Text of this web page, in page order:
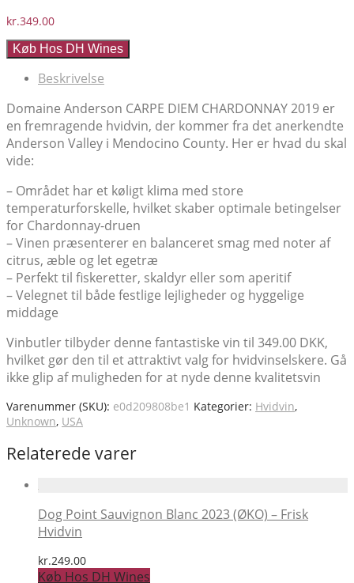
kr.349.00
Køb Hos DH Wines
Beskrivelse
Domaine Anderson CARPE DIEM CHARDONNAY 2019 er
en fremragende hvidvin, der kommer fra det anerkendte
Anderson Valley i Mendocino County. Her er hvad du skal
vide:
– Området har et køligt klima med store
temperaturforskelle, hvilket skaber optimale betingelser
for Chardonnay-druen
– Vinen præsenterer en balanceret smag med noter af
citrus, æble og let egetræ
– Perfekt til fiskeretter, skaldyr eller som aperitif
– Velegnet til både festlige lejligheder og hyggelige
middage
Vinbutler tilbyder denne fantastiske vin til 349.00 DKK,
hvilket gør den til et attraktivt valg for hvidvinselskere. Gå
ikke glip af muligheden for at nyde denne kvalitetsvin
Varenummer (SKU): e0d209808be1 Kategorier: Hvidvin,
Unknown, USA
Relaterede varer
Dog Point Sauvignon Blanc 2023 (ØKO) – Frisk
Hvidvin
kr.249.00
Køb Hos DH Wines